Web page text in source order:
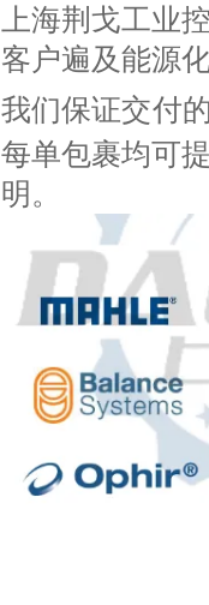
上海荆戈工业
客户遍及能源
我们保证交付
每单包裹均可
明。